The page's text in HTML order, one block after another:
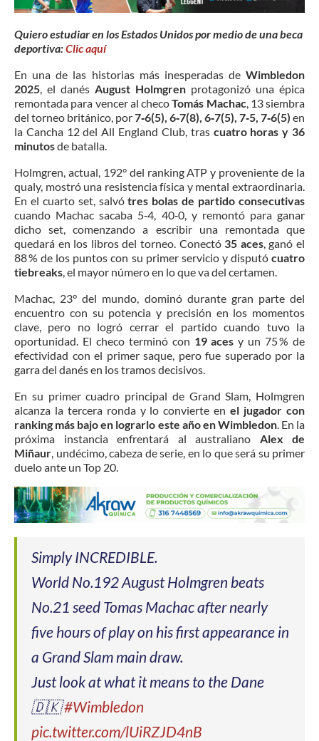
Quiero estudiar en los Estados Unidos por medio de una beca
deportiva:Clic aquí
En una de las historias más inesperadas de Wimbledon
2025 , el danés August Holmgren protagonizó una épica
remontada para vencer al checoTomás Machac , 13 siembra
del torneo británico, por7‑6(5), 6‑7(8), 6‑7(5), 7‑5, 7‑6(5) en
la Cancha 12 del All England Club, tras cuatro horas y 36
minutosde batalla.
Holmgren, actual, 192° del ranking ATP y proveniente de la
qualy, mostró una resistencia física y mental extraordinaria.
En el cuarto set, salvótres bolas de partido consecutivas
cuando Machac sacaba 5‑4, 40‑0, y remontó para ganar
dicho set, comenzando a escribir una remontada que
quedará en los libros del torneo. Conectó 35 aces, ganó el
88 % de los puntos con su primer servicio y disputó cuatro
tiebreaks , el mayor número en lo que va del certamen.
Machac, 23° del mundo, dominó durante gran parte del
encuentro con su potencia y precisión en los momentos
clave, pero no logró cerrar el partido cuando tuvo la
oportunidad. El checo terminó con 19 aces y un 75 % de
efectividad con el primer saque, pero fue superado por la
garra del danés en los tramos decisivos.
En su primer cuadro principal de Grand Slam, Holmgren
alcanza la tercera ronda y lo convierte enel jugador con
ranking más bajo en lograrlo este año en Wimbledon. En la
próxima instancia enfrentará al australiano Alex de
Miñaur , undécimo, cabeza de serie, en lo que será su primer
duelo ante un Top 20.
Simply INCREDIBLE.
World No.192 August Holmgren beats
No.21 seed Tomas Machac after nearly
five hours of play on his first appearance in
a Grand Slam main draw.
Just look at what it means to the Dane
🇩🇰#Wimbledon
pic.twitter.com/lUiRZJD4nB